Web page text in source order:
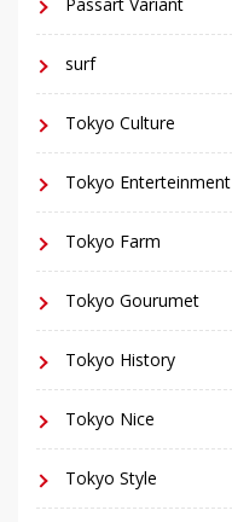
surf
Tokyo Culture
Tokyo Enterteinment
Tokyo Farm
Tokyo Gourumet
Tokyo History
Tokyo Nice
Tokyo Style